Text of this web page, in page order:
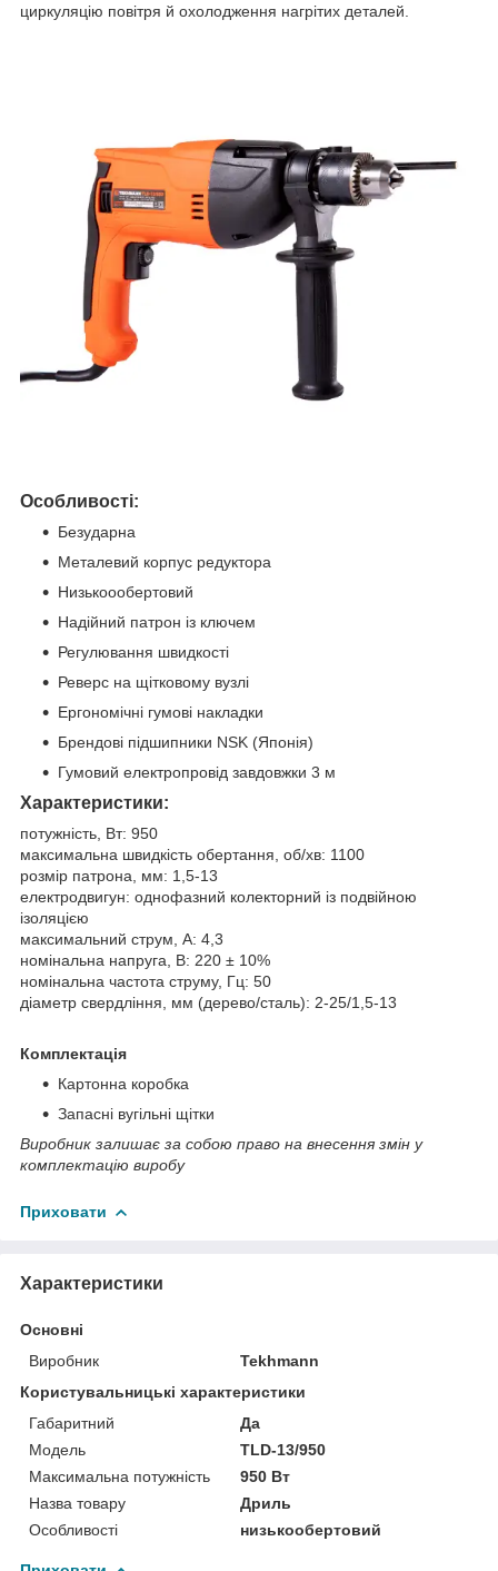
циркуляцію повітря й охолодження нагрітих деталей.
Особливості:
Безударна
Металевий корпус редуктора
Низькоообертовий
Надійний патрон із ключем
Регулювання швидкості
Реверс на щітковому вузлі
Ергономічні гумові накладки
Брендові підшипники NSK (Японія)
Гумовий електропровід завдовжки 3 м
Характеристики:
потужність, Вт: 950
максимальна швидкість обертання, об/хв: 1100
розмір патрона, мм: 1,5-13
електродвигун: однофазний колекторний із подвійною
ізоляцією
максимальний струм, А: 4,3
номінальна напруга, В: 220 ± 10%
номінальна частота струму, Гц: 50
діаметр свердління, мм (дерево/сталь): 2-25/1,5-13
Комплектація
Картонна коробка
Запасні вугільні щітки
Виробник залишає за собою право на внесення змін у
комплектацію виробу
Приховати
Характеристики
Основні
Виробник
Tekhmann
Користувальницькі характеристики
Габаритний
Да
Мoдель
TLD-13/950
Максимальна потужність
950 Вт
Назва товару
Дриль
Особливості
низькообертовий